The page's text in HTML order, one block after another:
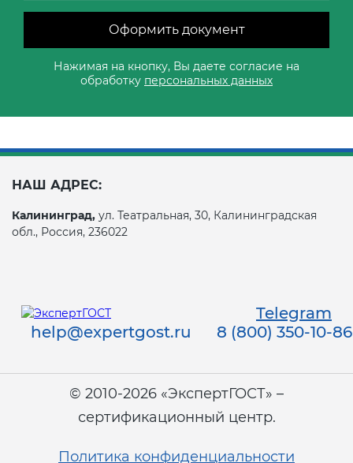
Оформить документ
Нажимая на кнопку, Вы даете согласие на
обработку персональных данных
НАШ АДРЕС:
Калининград, ул. Театральная, 30, Калининградская
обл., Россия, 236022
Telegram
help@expertgost.ru
8 (800) 350-10-86
© 2010-2026 «ЭкспертГОСТ» –
сертификационный центр.
Политика конфиденциальности